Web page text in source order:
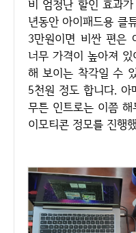
비 엄청난 할인 효과
년동안 아이패드용 클
3만원이면 비싼 편은
너무 가격이 높아져
해 보이는 착각일 수
5천원 정도 합니다.
무튼 인트로는 이쯤
이모티콘 정모를 진행